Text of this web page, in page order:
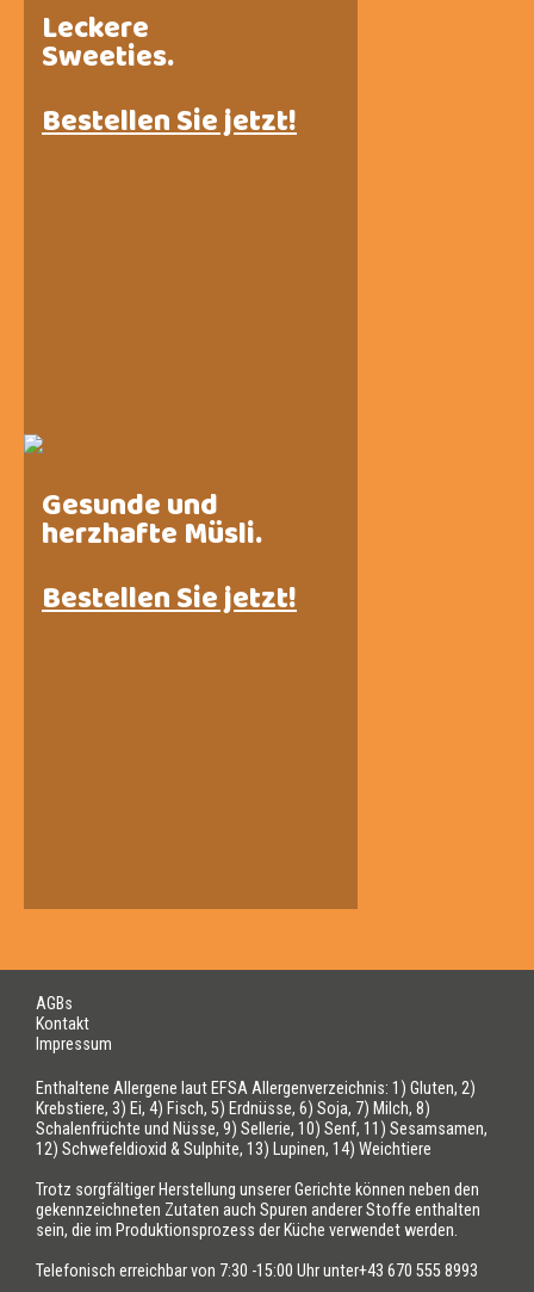
Leckere
Sweeties.
Bestellen Sie jetzt!
Gesunde und
herzhafte Müsli.
Bestellen Sie jetzt!
AGBs
Kontakt
Impressum
Enthaltene Allergene laut EFSA Allergenverzeichnis: 1) Gluten, 2)
Krebstiere, 3) Ei, 4) Fisch, 5) Erdnüsse, 6) Soja, 7) Milch, 8)
Schalenfrüchte und Nüsse, 9) Sellerie, 10) Senf, 11) Sesamsamen,
12) Schwefeldioxid & Sulphite, 13) Lupinen, 14) Weichtiere
Trotz sorgfältiger Herstellung unserer Gerichte können neben den
gekennzeichneten Zutaten auch Spuren anderer Stoffe enthalten
sein, die im Produktionsprozess der Küche verwendet werden.
Telefonisch erreichbar von 7:30 -15:00 Uhr unter+43 670 555 8993